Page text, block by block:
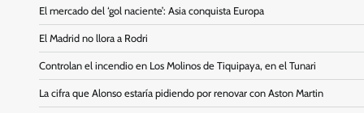
El mercado del ‘gol naciente’: Asia conquista Europa
El Madrid no llora a Rodri
Controlan el incendio en Los Molinos de Tiquipaya, en el Tunari
La cifra que Alonso estaría pidiendo por renovar con Aston Martin